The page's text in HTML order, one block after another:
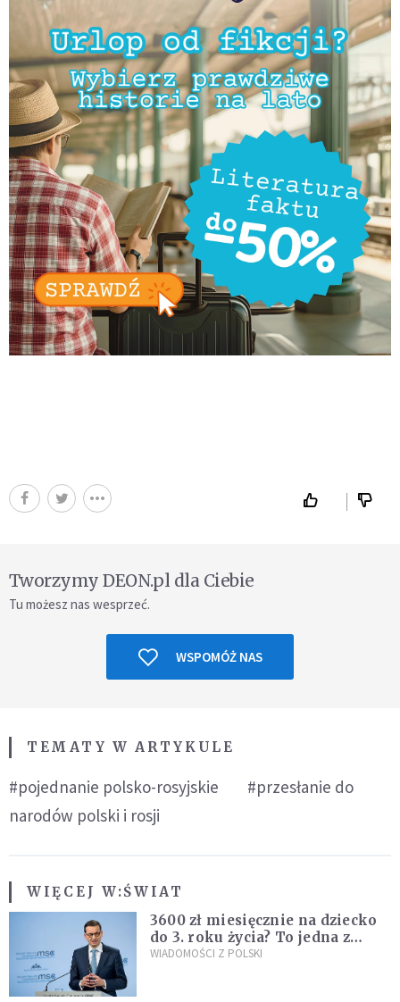
Tworzymy DEON.pl dla Ciebie
Tu możesz nas wesprzeć.
WSPOMÓŻ NAS
TEMATY W ARTYKULE
#pojednanie polsko-rosyjskie
#przesłanie do
narodów polski i rosji
WIĘCEJ W:ŚWIAT
3600 zł miesięcznie na dziecko
do 3. roku życia? To jedna z
propozycji programu "Rozwój
WIADOMOŚCI Z POLSKI